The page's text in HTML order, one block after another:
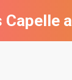
Capelle